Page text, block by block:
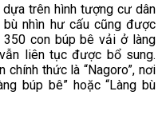
trên hình tượng cư dân
nhìn hư cấu cũng được
con búp bê vải ở làng
liên tục được bổ sung.
chính thức là “Nagoro”, nơi
búp bê” hoặc “Làng bù